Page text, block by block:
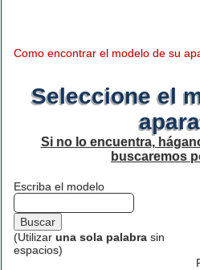
Como encontrar el modelo de su
Seleccione el
Si no lo encuentra,
buscaremos
Escriba el modelo
(Utilizar una sola palabra sin
espacios)